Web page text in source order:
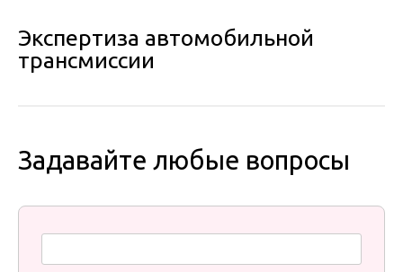
Экспертиза автомобильной
трансмиссии
Задавайте любые вопросы